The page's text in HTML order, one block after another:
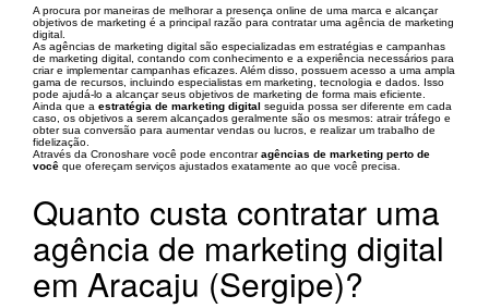
A procura por maneiras de melhorar a presença online de uma marca e alcançar
objetivos de marketing é a principal razão para contratar uma agência de marketing
digital.
As agências de marketing digital são especializadas em estratégias e campanhas
de marketing digital, contando com conhecimento e a experiência necessários para
criar e implementar campanhas eficazes. Além disso, possuem acesso a uma ampla
gama de recursos, incluindo especialistas em marketing, tecnologia e dados. Isso
pode ajudá-lo a alcançar seus objetivos de marketing de forma mais eficiente.
Ainda que a estratégia de marketing digital seguida possa ser diferente em cada
caso, os objetivos a serem alcançados geralmente são os mesmos: atrair tráfego e
obter sua conversão para aumentar vendas ou lucros, e realizar um trabalho de
fidelização.
Através da Cronoshare você pode encontraragências de marketing perto de
você que ofereçam serviços ajustados exatamente ao que você precisa.
Quanto custa contratar uma
agência de marketing digital
em Aracaju (Sergipe)?